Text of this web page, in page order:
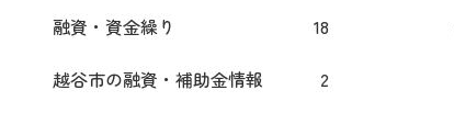
融資・資金繰り
18
越谷市の融資・補助金情報
2